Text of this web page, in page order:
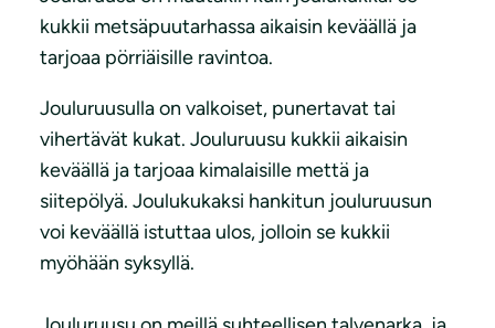
kukkii metsäpuutarhassa aikaisin keväällä ja
tarjoaa pörriäisille ravintoa.
Jouluruusulla on valkoiset, punertavat tai
vihertävät kukat. Jouluruusu kukkii aikaisin
keväällä ja tarjoaa kimalaisille mettä ja
siitepölyä. Joulukukaksi hankitun jouluruusun
voi keväällä istuttaa ulos, jolloin se kukkii
myöhään syksyllä.